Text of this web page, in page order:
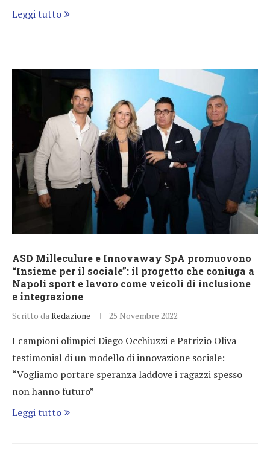
Leggi tutto
ASD Milleculure e Innovaway SpA promuovono
“Insieme per il sociale”: il progetto che coniuga a
Napoli sport e lavoro come veicoli di inclusione
e integrazione
Scritto da Redazione 25 Novembre 2022
I campioni olimpici Diego Occhiuzzi e Patrizio Oliva
testimonial di un modello di innovazione sociale:
“Vogliamo portare speranza laddove i ragazzi spesso
non hanno futuro”
Leggi tutto